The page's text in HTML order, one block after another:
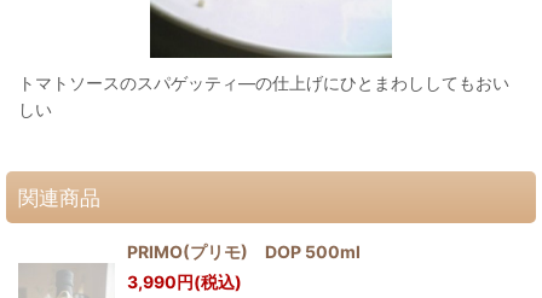
トマトソースのスパゲッティ―の仕上げにひとまわししてもおい
しい
関連商品
PRIMO(プリモ) DOP 500ml
3,990円(税込)